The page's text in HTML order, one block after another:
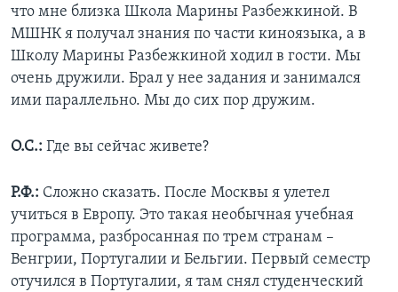
что мне близка Школа Марины Разбежкиной. В
МШНК я получал знания по части киноязыка, а в
Школу Марины Разбежкиной ходил в гости. Мы
очень дружили. Брал у нее задания и занимался
ими параллельно. Мы до сих пор дружим.
О.С.: Где вы сейчас живете?
Р.Ф.: Сложно сказать. После Москвы я улетел
учиться в Европу. Это такая необычная учебная
программа, разбросанная по трем странам –
Венгрии, Португалии и Бельгии. Первый семестр
отучился в Португалии, я там снял студенческий